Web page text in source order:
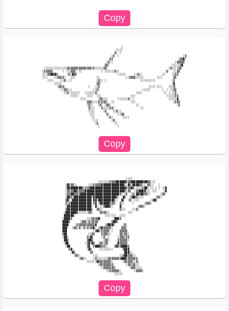
                                                ░
                                             ░░░░
                                            ▒░ ░
                                          ░▒  ░                                       ░▒
                                         ▒▒                                        ░▒▒▓░
                                       ░▒░░                                      ░▒▒▒▒▒
                                      ▒▒░                                      ░░░░░▒▓
░░░░░░░░░░░░░░▒▒▒▒▒▒▒▒▒▒▒▒▒▒▒░▒░░░░░▒▒░                                     ░▒░░░░▒▒
░▒▒▒▒▒░     ░  ░░▒▒▒░ ░░            ░ ░░░░░░▒░░                            ░▒   ░░▒▒
░░░▒▒▓▓▓▒░     ░▒░▓▒▒                         ░░░░░     ░░▒░░            ░░    ░░▒▒
░░░    ░░▒▒▒▒░   ░░░             ░░                ░░▒▒▒▒░░░░░        ░░░       ▒▒
   ░░░░    ░░▒░ ░░               ░▒░░ ░                     ░░░░░░░░░          ░▒
       ░░░░░                     ▒▒░                                           ░▓
         ░▒▒▒░              ░   ░░▒                              ░░░░ ░░░    ░░░▒░
           ░░▒▒░░░             ░░▒░                          ░░░░░       ░  ░ ░░▒▒
             ░░▒░░░░░░░   ░░░░░░▒░                       ░░░░             ░░ ░ ░░▒
                 ░░░░░     ░░░░  ░░░                  ░░░                   ░░░░░▒▒
                       ░░░░       ░▒▒░░░      ░░░░░░▒░ ░                     ░░░░░▓
                           ▒▒▒░░░░▒░▒▒▒░  ░░          ░░░                       ░▒▒▒
                           ░▒░░   ░▒░ ░▒▒░               ░░                       ░▒
                            ▒░░░    ▒░░░░▒▒░                ░░
                            ░░░░     ░▒    ░░▒░░
                             ░░░       ▒░     ░░▒▒
                              ░░        ░▒░      ░░░░
                               ░░░        ░▒░
                                ░▒          ░░
                                  ░           ░
                                                   ░░░░
                                  ░░░░░░░▒▒▒▒▓▓▓▓▓▓▒▒▒▓▓▓▓▓▓▓▓▓▓▒▒░░░
              ░▓▒▒▒░░       ░░░▒▒▒▒▒▓▓▓▓▓▓▓▓▓▓▓▓▓▓░░▓▒░▓▓▓▓▒▒░░ ▒▒░░   ░
              ░▓▓▓▓▓▓▓▓▓▒░▒▒▒▓▓▓▓▓▓▓▓▓▓▓▓▓▓▓▓▓▓▓▓▓▓▒▒▒▓▒░░░░░▒▓▓░ ░░ ░ ░ ░░▓
              ░▒▒▒▒▓▓▒▒▒▒▒▓▓▓▓▓▓▓▓▓▓▓▓▓▓▓▓▓▓▓▓▓▓▓▓▒░▒▒  ░▒▒▓▓▓▓░░░ ░░░    ░▓
              ░▒▒▓▓▒▒▒▒▓▓▓▓▓▓▓▓▓▓▓▓▓▓▓▓▓▓▓▓▓▓▓▓▒░ ░▒  ░▒░▓▓▒▓▓▒▒░░      ░▒▒
              ░▓▓▒░▓▓▓▓▓▓▓▓▓▓▓░▓▓▓▓▓▓▓▓▓▓▓▓▓▓▒░  ▓▒  ░▒▓▓▒░░░░       ░▒▒░
              ▒▓░░▓▓▓▓▓▓▓▓▓▓▓▓ ▓▓░▓▓▓▓▓▓▓▓▓▓░░  ▓▒  ░▒░ ░░░       ░▒▓▒
              ▒░▒▓▓▓▓▓▓▓▓▓▓▓▓▓ ▒▓ ░▓▓▓▓▓▓▒▒▒░  ▒░░     ░      ░▒▒▒░
              ░▓▓▓▓▓▓▓▓▓▓▓▓▓▓▓  ▓░ ░░▒▓▓▓▒░    ▓░         ░▒▒▒░
              ▒▓▓▓▓▓▓▓▓▓▓▓▓▓▓▓░  ▒▒░░          ▒░░░    ░░▒░
             ░▓▓▓▓▓▓▓▒░░░░░░▒▒░    ▒▒▒▒░░           ░░░
             ▓▓▓▓▓▓░                  ░░░░░░░  ░░░░
            ░▓▓▓▓▒         ░░░▒▒▒▒▓░       ░▓▓▓▒
            ▓▓▓▓▒      ░▒▒▒░▒░▒▒▒▒        ▒▓▓▒
            ▓▓▓▓    ░▒▒▒▒▒▒▒▒▒▒▒▓     ░▒▓▓▓▒     ░▒░
            ▓▓▓░  ░▒▒░▒░ ▒░▒░▒▒▓░ ░▒▓▒▒▒▒▒░     ▒▒▒░
            ▓▓▓                ░▒▓▒░▒▒▒▒▒ ░    ▒▒▒▒▒
            ▒▓▓             ░░▒▒    ▒▒▒▒░░     ▒▒░▒▒░
            ░▓▓░           ▒░▓▒     ░▒░ ░     ░▒▒▒░▒▒
             ▓▓▒           ▒▓▓▒      ░▒▒░     ▒▒▒▒▒▒░
             ░▓▓          ░▒▓░▓▒  ░▒▒░▒▒     ░▓▒▒▒▒▒
              ░▓▓          ▒▓  ▒▓▓▓▒▒▒░░    ▒▓▒▒▓▓▓▓▒
                ▒▓░        ░▓▒     ░░░░░░░░      ▒▓▓▓
                 ░▓▒         ▒▒                   ▓▓▓░░
                   ░▒▒░        ░░░             ░░▒▓▓▒▒▒░░
                      ░▒▒░░    ░▒░░░░░░░▒▒▒▒▒▒▒▒▓▓▓▒▒▒▒▒▒▒
                           ░░░░░░▓▒▒▒▒▒▒▒▒░      ░▒▒▒▒▒░░▒░
                                  ░▒▒▒▒▒▒▒▒░       ░▒▒░▒▒░░
                                    ░▒▒▒▒▒▒▒░        ░▒▒▒░░░░
                                       ░░▒▒▒▒▒▒░        ░▒▒▒▒░